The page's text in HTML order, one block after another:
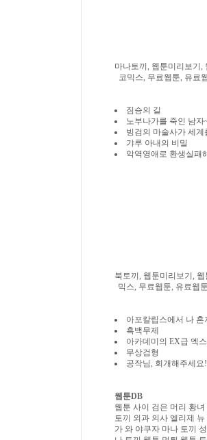
마나토끼, 웹툰미리보기,
코믹스, 무료웹툰, 유료
짐승의 길
노부나가를 죽인 남
빙검의 마술사가 세
갸루 아내의 비밀
악역영애로 환생실패
북토끼, 웹툰미리보기,
믹스, 무료웹툰, 유료웹
아포칼립스에서 나 혼
흑백무제
아카데미의 EX급 엑
무상검형
공작님, 회개해주세요!
웹툰DB
웹툰 사이
검은 머리 황
토끼
외과 의사 엘리제 뉴
가 와 야쿠자 마나 토끼